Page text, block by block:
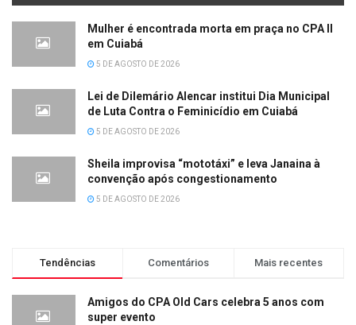
Mulher é encontrada morta em praça no CPA II
em Cuiabá
5 DE AGOSTO DE 2026
Lei de Dilemário Alencar institui Dia Municipal
de Luta Contra o Feminicídio em Cuiabá
5 DE AGOSTO DE 2026
Sheila improvisa “mototáxi” e leva Janaina à
convenção após congestionamento
5 DE AGOSTO DE 2026
Tendências Comentários Mais recentes
Amigos do CPA Old Cars celebra 5 anos com
super evento